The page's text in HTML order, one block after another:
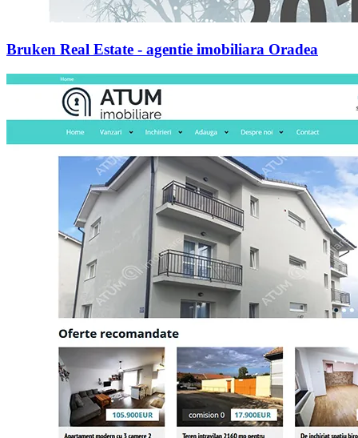
Bruken Real Estate - agentie imobiliara Oradea